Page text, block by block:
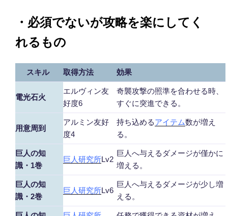
・必須でないが攻略を楽にしてく
れるもの
スキル 取得方法 効果
電光石火
エルヴィン友
好度6
奇襲攻撃の照準を合わせる時、
すぐに突進できる。
用意周到
アルミン友好
度4
持ち込めるアイテム数が増え
る。
巨人の知
識・1巻
巨人研究所Lv2
巨人へ与えるダメージが僅かに
増える。
巨人の知
識・2巻
巨人研究所Lv6
巨人へ与えるダメージが少し増
える。